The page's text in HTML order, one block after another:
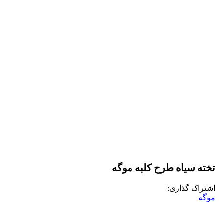
تخته سیاه طرح کلبه موگه
اشتراک گذاری:
موگه